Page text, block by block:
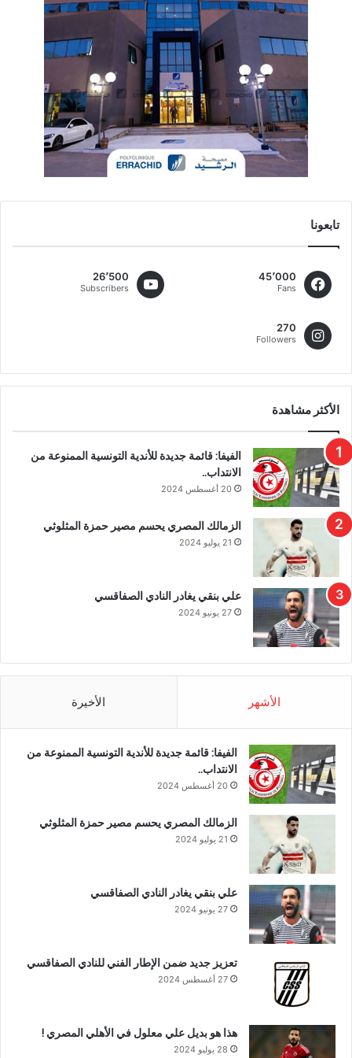
تابعونا
45٬000
Fans
26٬500
Subscribers
270
Followers
الأكثر مشاهدة
الفيفا: قائمة جديدة للأندية التونسية الممنوعة من
الانتداب..
20 أغسطس 2024
الزمالك المصري يحسم مصير حمزة المثلوثي
21 يوليو 2024
علي بنقي يغادر النادي الصفاقسي
27 يونيو 2024
الأشهر الأخيرة
الفيفا: قائمة جديدة للأندية التونسية الممنوعة من
الانتداب..
20 أغسطس 2024
الزمالك المصري يحسم مصير حمزة المثلوثي
21 يوليو 2024
علي بنقي يغادر النادي الصفاقسي
27 يونيو 2024
تعزيز جديد ضمن الإطار الفني للنادي الصفاقسي
27 أغسطس 2024
هذا هو بديل علي معلول في الأهلي المصري !
28 يوليو 2024